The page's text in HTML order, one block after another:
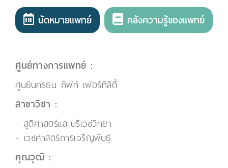
นัดหมายแพทย์ คลังความรู้ของแพทย์
ศูนย์ทางการแพทย์ :
ศูนย์นครธน กิฟท์ เฟอร์ทิลิตี้
สาขาวิชา :
สูติศาสตร์และนรีเวชวิทยา
เวชศาสตร์การเจริญพันธุ์
คุณวุฒิ :